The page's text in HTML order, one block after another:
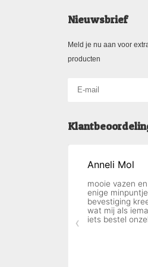
Nieuwsbrief
Meld je nu aan voor
producten